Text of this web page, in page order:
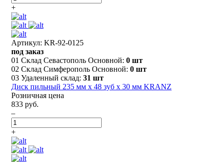
+
Артикул: KR-92-0125
под заказ
01 Склад Севастополь Основной: 0 шт
02 Склад Симферополь Основной: 0 шт
03 Удаленный склад: 31 шт
Диск пильный 235 мм х 48 зуб х 30 мм KRANZ
Розничная цена
833 руб.
–
+